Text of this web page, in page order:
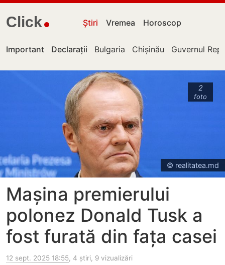
Click Știri Vremea Horoscop
Important Declarații Bulgaria Chișinău Guvernul
2
foto
© realitatea.md
Mașina premierului
polonez Donald Tusk a
fost furată din fața casei
12 sept. 2025 18:55, 4 știri, 9 vizualizări